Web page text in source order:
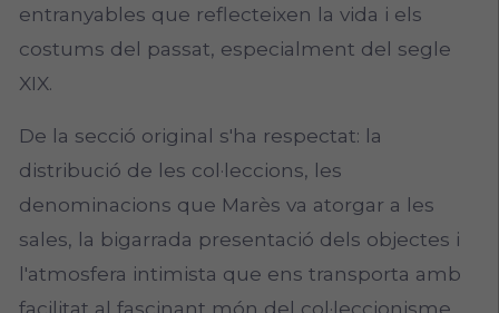
entranyables que reflecteixen la vida i els
costums del passat, especialment del segle
XIX.
De la secció original s'ha respectat: la
distribució de les col·leccions, les
denominacions que Marès va atorgar a les
sales, la bigarrada presentació dels objectes i
l'atmosfera intimista que ens transporta amb
facilitat al fascinant món del col·leccionisme.